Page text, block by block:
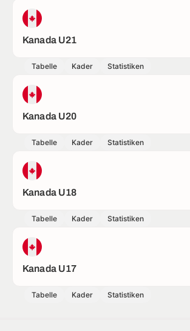
Kanada U21
Tabelle Kader Statistiken
Kanada U20
Tabelle Kader Statistiken
Kanada U18
Tabelle Kader Statistiken
Kanada U17
Tabelle Kader Statistiken